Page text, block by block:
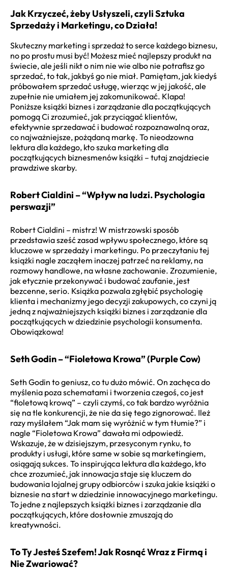
Jak Krzyczeć, żeby Usłyszeli, czyli Sztuka
Sprzedaży i Marketingu, co Działa!
Skuteczny marketing i sprzedaż to serce każdego biznesu,
no po prostu musi być! Możesz mieć najlepszy produkt na
świecie, ale jeśli nikt o nim nie wie albo nie potrafisz go
sprzedać, to tak, jakbyś go nie miał. Pamiętam, jak kiedyś
próbowałem sprzedać usługę, wierząc w jej jakość, ale
zupełnie nie umiałem jej zakomunikować. Klapa!
Poniższe książki biznes i zarządzanie dla początkujących
pomogą Ci zrozumieć, jak przyciągać klientów,
efektywnie sprzedawać i budować rozpoznawalną oraz,
co najważniejsze, pożądaną markę. To nieodzowna
lektura dla każdego, kto szuka marketing dla
początkujących biznesmenów książki – tutaj znajdziecie
prawdziwe skarby.
Robert Cialdini – “Wpływ na ludzi. Psychologia
perswazji”
Robert Cialdini – mistrz! W mistrzowski sposób
przedstawia sześć zasad wpływu społecznego, które są
kluczowe w sprzedaży i marketingu. Po przeczytaniu tej
książki nagle zacząłem inaczej patrzeć na reklamy, na
rozmowy handlowe, na własne zachowanie. Zrozumienie,
jak etycznie przekonywać i budować zaufanie, jest
bezcenne, serio. Książka pozwala zgłębić psychologię
klienta i mechanizmy jego decyzji zakupowych, co czyni ją
jedną z najważniejszych książki biznes i zarządzanie dla
początkujących w dziedzinie psychologii konsumenta.
Obowiązkowa!
Seth Godin – “Fioletowa Krowa” (Purple Cow)
Seth Godin to geniusz, co tu dużo mówić. On zachęca do
myślenia poza schematami i tworzenia czegoś, co jest
“fioletową krową” – czyli czymś, co tak bardzo wyróżnia
się na tle konkurencji, że nie da się tego zignorować. Ileż
razy myślałem “Jak mam się wyróżnić w tym tłumie?” i
nagle “Fioletowa Krowa” dawała mi odpowiedź.
Wskazuje, że w dzisiejszym, przesyconym rynku, to
produkty i usługi, które same w sobie są marketingiem,
osiągają sukces. To inspirująca lektura dla każdego, kto
chce zrozumieć, jak innowacja staje się kluczem do
budowania lojalnej grupy odbiorców i szuka jakie książki o
biznesie na start w dziedzinie innowacyjnego marketingu.
To jedne z najlepszych książki biznes i zarządzanie dla
początkujących, które dosłownie zmuszają do
kreatywności.
To Ty Jesteś Szefem! Jak Rosnąć Wraz z Firmą i
Nie Zwariować?